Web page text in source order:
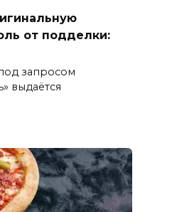
от подделки:
запросом
выдаётся